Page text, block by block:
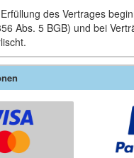
des Vertrages
Abs. 5 BGB) und bei